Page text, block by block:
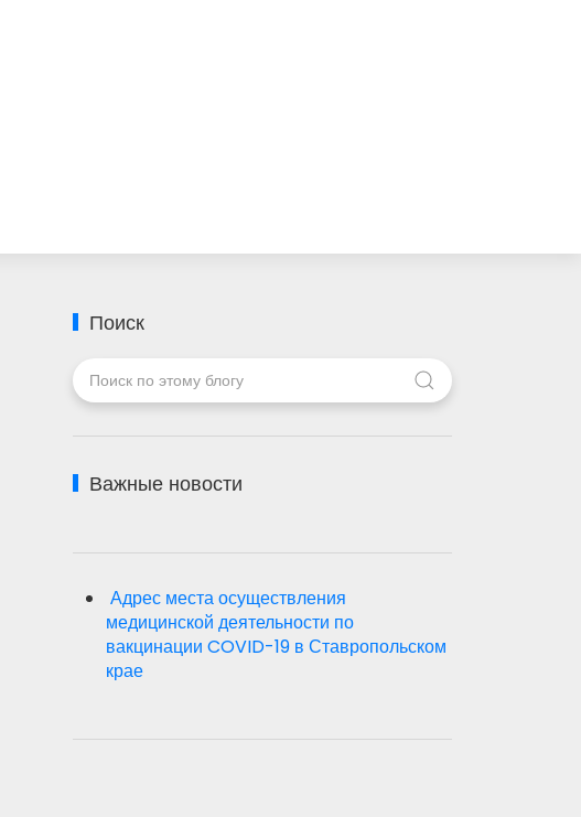
Поиск
Важные новости
Адрес места осуществления
медицинской деятельности по
вакцинации COVID-19 в Ставропольском
крае